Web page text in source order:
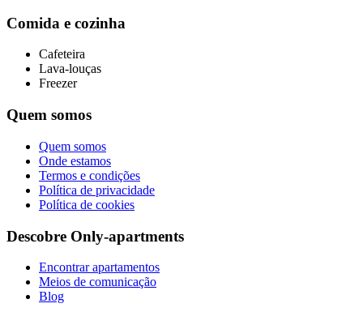
Comida e cozinha
Cafeteira
Lava-louças
Freezer
Quem somos
Quem somos
Onde estamos
Termos e condições
Política de privacidade
Política de cookies
Descobre Only-apartments
Encontrar apartamentos
Meios de comunicação
Blog